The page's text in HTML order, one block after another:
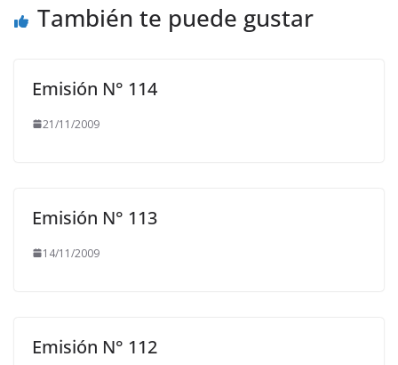
También te puede gustar
Emisión N° 114
21/11/2009
Emisión N° 113
14/11/2009
Emisión N° 112